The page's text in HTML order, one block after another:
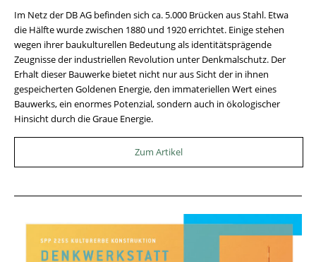
Im Netz der DB AG befinden sich ca. 5.000 Brücken aus Stahl. Etwa
die Hälfte wurde zwischen 1880 und 1920 errichtet. Einige stehen
wegen ihrer baukulturellen Bedeutung als identitätsprägende
Zeugnisse der industriellen Revolution unter Denkmalschutz. Der
Erhalt dieser Bauwerke bietet nicht nur aus Sicht der in ihnen
gespeicherten Goldenen Energie, den immateriellen Wert eines
Bauwerks, ein enormes Potenzial, sondern auch in ökologischer
Hinsicht durch die Graue Energie.
Zum Artikel